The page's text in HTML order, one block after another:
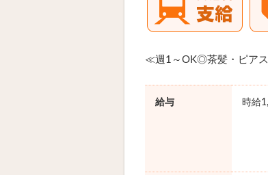
≪週1～OK◎茶髪・ピア
給与 時給